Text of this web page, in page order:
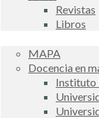
Revistas
Libros
MAPA
Docencia en
Instituto